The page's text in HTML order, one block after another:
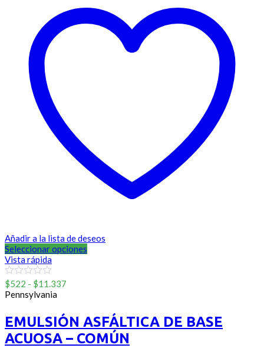
Añadir a la lista de deseos
Seleccionar opciones
Vista rápida
0
out
of
$522 - $11.337
desde
$522
hasta
$11.337
Pennsylvania
EMULSIÓN ASFÁLTICA DE BASE
ACUOSA – COMÚN